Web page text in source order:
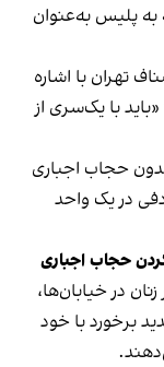
پلیس به‌عنوان
تهران با اشاره
با یک‌سری از
بدون حجاب اجباری
در یک واحد
حجاب اجباری
در خیابان‌ها،
برخورد با خود